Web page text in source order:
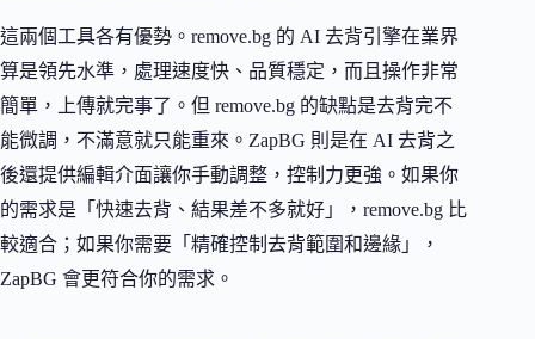
這兩個工具各有優勢。remove.bg 的 AI 去背引擎在業界
算是領先水準，處理速度快、品質穩定，而且操作非常
簡單，上傳就完事了。但 remove.bg 的缺點是去背完不
能微調，不滿意就只能重來。ZapBG 則是在 AI 去背之
後還提供編輯介面讓你手動調整，控制力更強。如果你
的需求是「快速去背、結果差不多就好」，remove.bg 比
較適合；如果你需要「精確控制去背範圍和邊緣」，
ZapBG 會更符合你的需求。